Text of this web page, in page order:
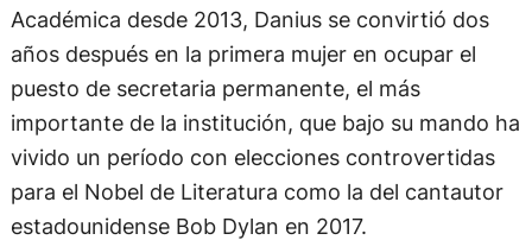
Académica desde 2013, Danius se convirtió dos
años después en la primera mujer en ocupar el
puesto de secretaria permanente, el más
importante de la institución, que bajo su mando ha
vivido un período con elecciones controvertidas
para el Nobel de Literatura como la del cantautor
estadounidense Bob Dylan en 2017.